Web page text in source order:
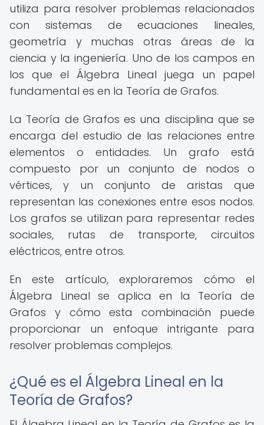
utiliza para resolver problemas relacionados
con sistemas de ecuaciones lineales,
geometría y muchas otras áreas de la
ciencia y la ingeniería. Uno de los campos en
los que el Álgebra Lineal juega un papel
fundamental es en la Teoría de Grafos.
La Teoría de Grafos es una disciplina que se
encarga del estudio de las relaciones entre
elementos o entidades. Un grafo está
compuesto por un conjunto de nodos o
vértices, y un conjunto de aristas que
representan las conexiones entre esos nodos.
Los grafos se utilizan para representar redes
sociales, rutas de transporte, circuitos
eléctricos, entre otros.
En este artículo, exploraremos cómo el
Álgebra Lineal se aplica en la Teoría de
Grafos y cómo esta combinación puede
proporcionar un enfoque intrigante para
resolver problemas complejos.
¿Qué es el Álgebra Lineal en la
Teoría de Grafos?